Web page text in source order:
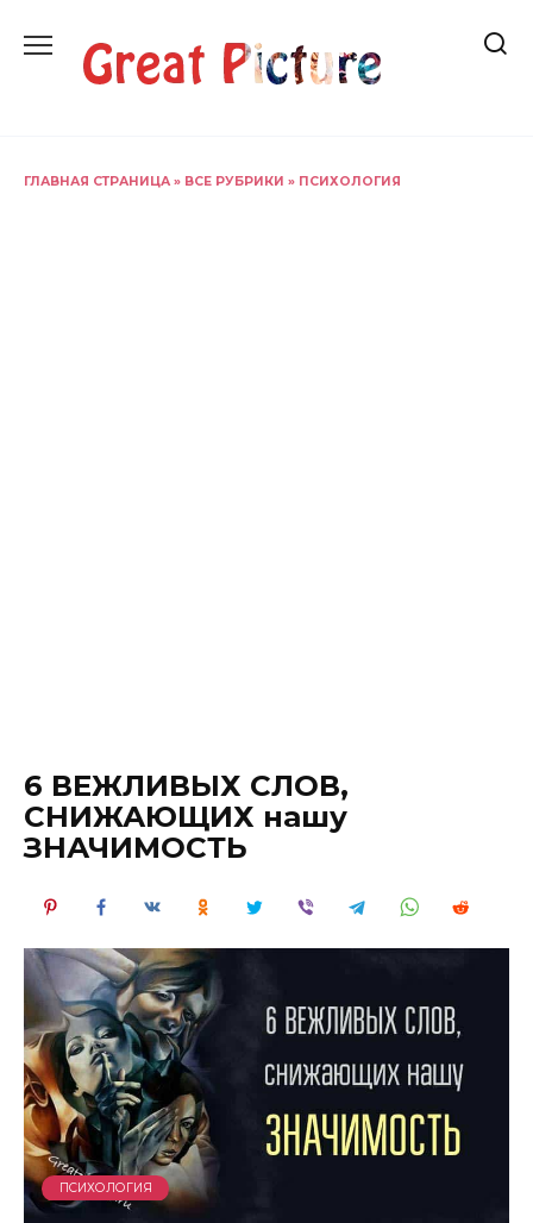
содержанию
ГЛАВНАЯ СТРАНИЦА » ВСЕ РУБРИКИ » ПСИХОЛОГИЯ
6 ВЕЖЛИВЫХ СЛОВ,
СНИЖАЮЩИХ нашу
ЗНАЧИМОСТЬ
ПСИХОЛОГИЯ